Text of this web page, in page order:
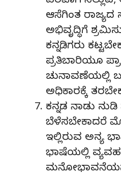
ಆಸೆಗಿಂತ
ಅಭಿವೃದ್ಧಿಗೆ
ಕನ್ನಡಿಗರು
ಪ್ರತಿಬಾರಿಯೂ
ಚುನಾವಣೆಯಲ್ಲಿ
ಅಧಿಕಾರಕ್ಕೆ
ಕನ್ನಡ ನಾಡು
ಬೆಳೆಸಬೇಕಾದರೆ
ಇಲ್ಲಿರುವ ಅನ್ಯ
ಭಾಷೆಯಲ್ಲಿ